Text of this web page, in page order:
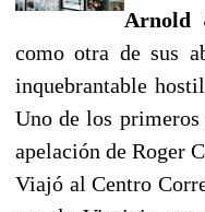
Arnold
como otra de sus
inquebrantable
Uno de los
apelación de Roger
Viajó al Centro